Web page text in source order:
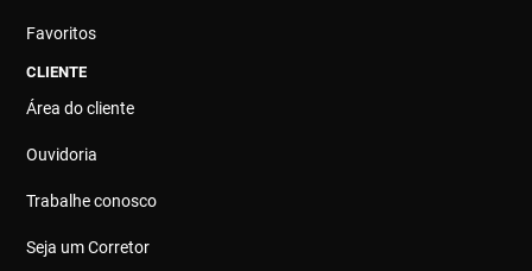
Favoritos
CLIENTE
Área do cliente
Ouvidoria
Trabalhe conosco
Seja um Corretor